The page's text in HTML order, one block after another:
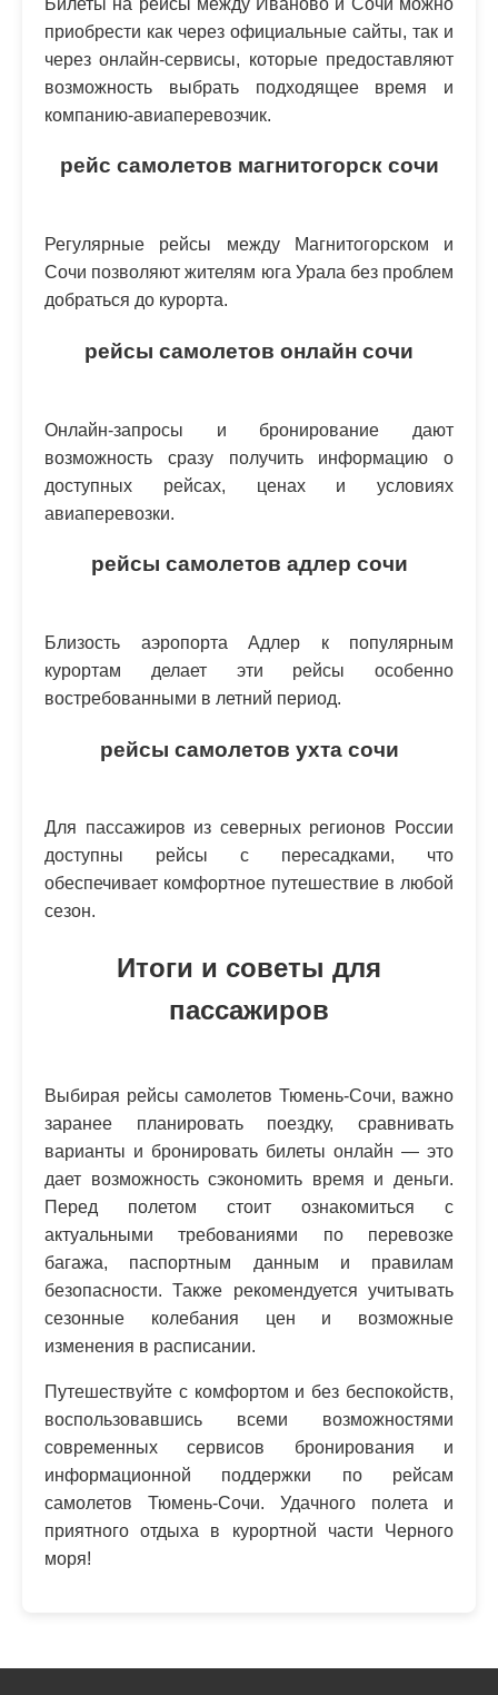
приобрести как через официальные сайты, так и
через онлайн-сервисы, которые предоставляют
возможность выбрать подходящее время и
компанию-авиаперевозчик.
рейс самолетов магнитогорск сочи
Регулярные рейсы между Магнитогорском и
Сочи позволяют жителям юга Урала без проблем
добраться до курорта.
рейсы самолетов онлайн сочи
Онлайн-запросы и бронирование дают
возможность сразу получить информацию о
доступных рейсах, ценах и условиях
авиаперевозки.
рейсы самолетов адлер сочи
Близость аэропорта Адлер к популярным
курортам делает эти рейсы особенно
востребованными в летний период.
рейсы самолетов ухта сочи
Для пассажиров из северных регионов России
доступны рейсы с пересадками, что
обеспечивает комфортное путешествие в любой
сезон.
Итоги и советы для
пассажиров
Выбирая рейсы самолетов Тюмень-Сочи, важно
заранее планировать поездку, сравнивать
варианты и бронировать билеты онлайн — это
дает возможность сэкономить время и деньги.
Перед полетом стоит ознакомиться с
актуальными требованиями по перевозке
багажа, паспортным данным и правилам
безопасности. Также рекомендуется учитывать
сезонные колебания цен и возможные
изменения в расписании.
Путешествуйте с комфортом и без беспокойств,
воспользовавшись всеми возможностями
современных сервисов бронирования и
информационной поддержки по рейсам
самолетов Тюмень-Сочи. Удачного полета и
приятного отдыха в курортной части Черного
моря!